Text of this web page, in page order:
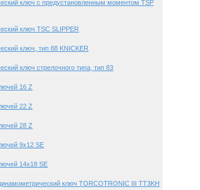
ключ с предустановленным моментом TSP
ключ TSC SLIPPER
ключ, тип 88 KNICKER
ключ стрелочного типа, тип 83
16 Z
22 Z
28 Z
9х12 SE
14х18 SE
ключ TORCOTRONIC III TT3KH